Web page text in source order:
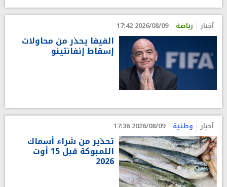
أخبار رياضة 2026/08/09 17:42
الفيفا يحذر من محاولات
إسقاط إنفانتينو
أخبار وطنية 2026/08/09 17:36
تحذير من شراء أسماك
اللمبوكة قبل 15 أوت
2026